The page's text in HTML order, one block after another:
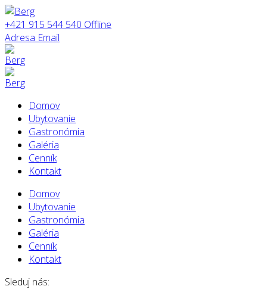
+421 915 544 540 Offline
Adresa Email
Domov
Ubytovanie
Gastronómia
Galéria
Cenník
Kontakt
Domov
Ubytovanie
Gastronómia
Galéria
Cenník
Kontakt
Sleduj nás: